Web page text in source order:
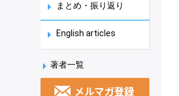
まとめ・振り返り
English articles
著者一覧